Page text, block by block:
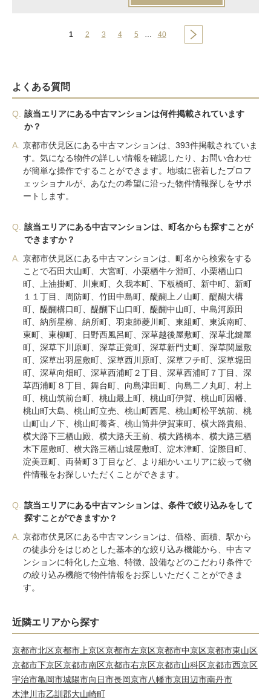
1 2 3 4 5 … 40
よくある質問
Q.
該当エリアにある中古マンションは何件掲載されています
か？
A. 京都市伏見区にある中古マンションは、393件掲載されていま
す。気になる物件の詳しい情報を確認したり、お問い合わせ
が簡単な操作ですることができます。地域に密着したプロフ
ェッショナルが、あなたの希望に沿った物件情報探しをサポ
ートします。
Q.
該当エリアにある中古マンションは、町名からも探すことが
できますか？
A. 京都市伏見区にある中古マンションは、町名から検索をする
ことで石田大山町、大宮町、小栗栖牛ケ淵町、小栗栖山口
町、上油掛町、川東町、久我本町、下板橋町、新中町、新町
１１丁目、周防町、竹田中島町、醍醐上ノ山町、醍醐大構
町、醍醐構口町、醍醐下山口町、醍醐中山町、中島河原田
町、納所星柳、納所町、羽束師菱川町、東組町、東浜南町、
東町、東柳町、日野西風呂町、深草越後屋敷町、深草北鍵屋
町、深草下川原町、深草正覚町、深草新門丈町、深草関屋敷
町、深草出羽屋敷町、深草西川原町、深草フチ町、深草堀田
町、深草向畑町、深草西浦町２丁目、深草西浦町７丁目、深
草西浦町８丁目、舞台町、向島津田町、向島二ノ丸町、村上
町、桃山筑前台町、桃山最上町、桃山町伊賀、桃山町因幡、
桃山町大島、桃山町立売、桃山町西尾、桃山町松平筑前、桃
山町山ノ下、桃山町養斉、桃山筒井伊賀東町、横大路貴船、
横大路下三栖山殿、横大路天王前、横大路橋本、横大路三栖
木下屋敷町、横大路三栖山城屋敷町、淀木津町、淀際目町、
淀美豆町、両替町３丁目など、より細かいエリアに絞って物
件情報をお探しいただくことができます。
Q.
該当エリアにある中古マンションは、条件で絞り込みをして
探すことができますか？
A. 京都市伏見区にある中古マンションは、価格、面積、駅から
の徒歩分をはじめとした基本的な絞り込み機能から、中古マ
ンションに特化した立地、特徴、設備などのこだわり条件で
の絞り込み機能で物件情報をお探しいただくことができま
す。
近隣エリアから探す
京都市北区京都市上京区京都市左京区京都市中京区京都市東山区
京都市下京区京都市南区京都市右京区京都市山科区京都市西京区
宇治市亀岡市城陽市向日市長岡京市八幡市京田辺市南丹市
木津川市乙訓郡大山崎町